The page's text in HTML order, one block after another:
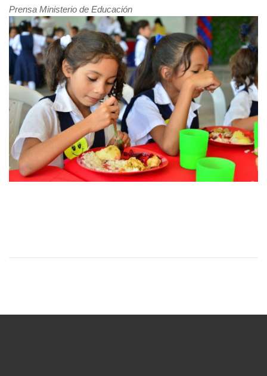
Prensa Ministerio de Educación